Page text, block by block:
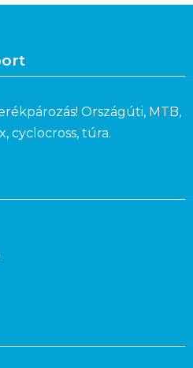
Országúti, MTB,
cyclocross, túra.